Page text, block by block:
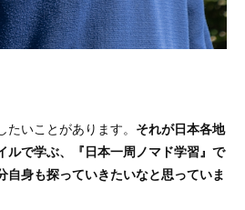
たいことがあります。 それが日本各地
ルで学ぶ、『日本一周ノマド学習』で
自身も探っていきたいなと思っていま